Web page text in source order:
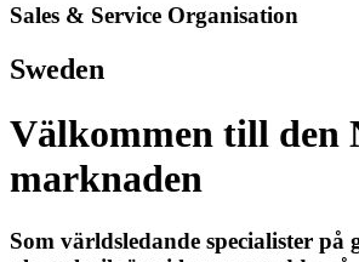
Sales & Service Organisation
Sweden
Välkommen till den
marknaden
Som världsledande specialister på